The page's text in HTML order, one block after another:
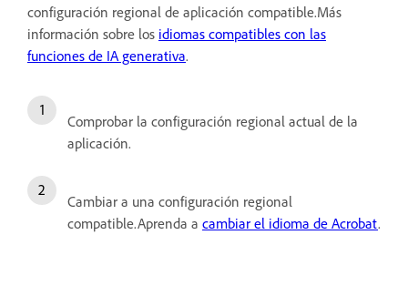
configuración regional de aplicación compatible.Más
información sobre los idiomas compatibles con las
funciones de IA generativa.
Comprobar la configuración regional actual de la
aplicación.
Cambiar a una configuración regional
compatible.Aprenda a cambiar el idioma de Acrobat.